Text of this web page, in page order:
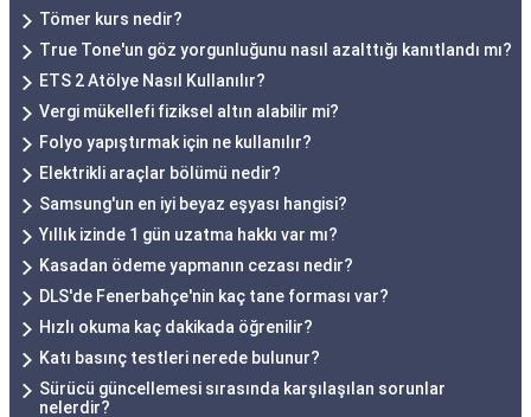
Tömer kurs nedir?
True Tone'un göz yorgunluğunu nasıl azalttığı kanıtlandı mı?
ETS 2 Atölye Nasıl Kullanılır?
Vergi mükellefi fiziksel altın alabilir mi?
Folyo yapıştırmak için ne kullanılır?
Elektrikli araçlar bölümü nedir?
Samsung'un en iyi beyaz eşyası hangisi?
Yıllık izinde 1 gün uzatma hakkı var mı?
Kasadan ödeme yapmanın cezası nedir?
DLS'de Fenerbahçe'nin kaç tane forması var?
Hızlı okuma kaç dakikada öğrenilir?
Katı basınç testleri nerede bulunur?
Sürücü güncellemesi sırasında karşılaşılan sorunlar
nelerdir?